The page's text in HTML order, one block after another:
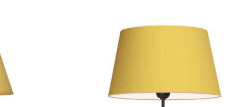
ou votre dimension, n'hésitez pas à contacter notre